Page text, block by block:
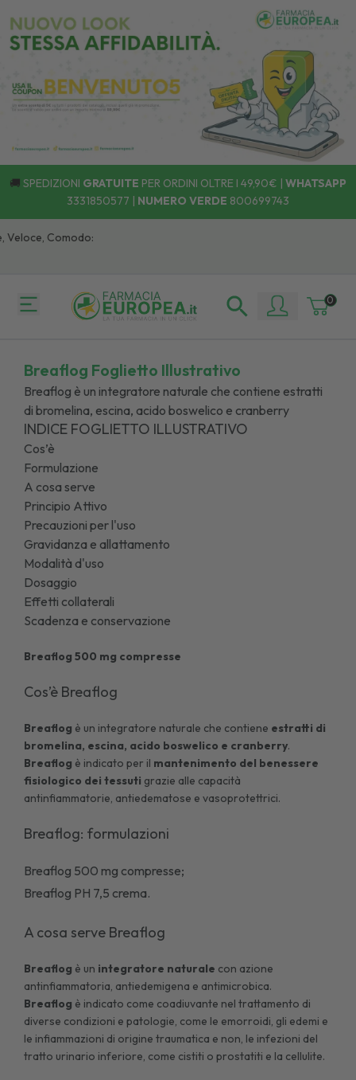
🚚 SPEDIZIONI GRATUITE PER ORDINI OLTRE I 49,90€ | WHATSAPP
3331850577 | NUMERO VERDE 800699743
Comodo:
0
Breaflog Foglietto Illustrativo
Breaflog è un integratore naturale che contiene estratti
di bromelina, escina, acido boswelico e cranberry
INDICE FOGLIETTO ILLUSTRATIVO
Cos’è
Formulazione
A cosa serve
Principio Attivo
Precauzioni per l'uso
Gravidanza e allattamento
Modalità d'uso
Dosaggio
Effetti collaterali
Scadenza e conservazione
Breaflog 500 mg compresse
Cos’è Breaflog
Breaflog è un integratore naturale che contiene estratti di
bromelina, escina, acido boswelico e cranberry.
Breaflog è indicato per il mantenimento del benessere
fisiologico dei tessuti grazie alle capacità
antinfiammatorie, antiedematose e vasoprotettrici.
Breaflog: formulazioni
Breaflog 500 mg compresse;
Breaflog PH 7,5 crema.
A cosa serve Breaflog
Breaflog è un integratore naturale con azione
antinfiammatoria, antiedemigena e antimicrobica.
Breaflog è indicato come coadiuvante nel trattamento di
diverse condizioni e patologie, come le emorroidi, gli edemi e
le infiammazioni di origine traumatica e non, le infezioni del
tratto urinario inferiore, come cistiti o prostatiti e la cellulite.